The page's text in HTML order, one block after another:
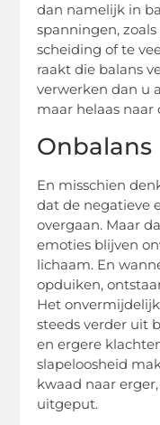
dan namelijk in
spanningen,
scheiding of te
raakt die balans
verwerken dan u
maar helaas naar
Onbalans
En misschien
dat de negatieve
overgaan. Maar
emoties blijven
lichaam. En
opduiken,
Het
steeds verder uit
en ergere
slapeloosheid
kwaad naar
uitgeput.